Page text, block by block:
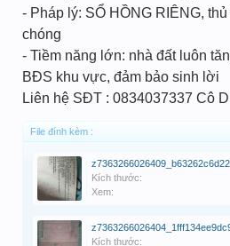
- Pháp lý: SỔ HỒNG RIÊNG,
chóng
- Tiềm năng lớn: nhà đất luôn
BĐS khu vực, đảm bảo sinh lời
Liên hệ SĐT : 0834037337 Cô
File đính kèm :
Kích thước:
Xem:
Kích thước: